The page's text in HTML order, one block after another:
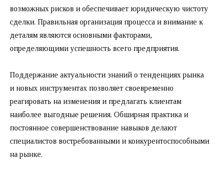
возможных рисков и обеспечивает юридическую чистоту
сделки. Правильная организация процесса и внимание к
деталям являются основными факторами,
определяющими успешность всего предприятия.
Поддержание актуальности знаний о тенденциях рынка
и новых инструментах позволяет своевременно
реагировать на изменения и предлагать клиентам
наиболее выгодные решения. Обширная практика и
постоянное совершенствование навыков делают
специалистов востребованными и конкурентоспособными
на рынке.